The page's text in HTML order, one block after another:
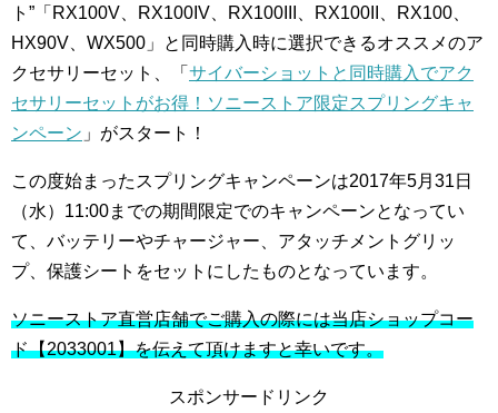
ト”「 RX100V、RX100IV、RX100III、RX100II、RX100、
HX90V、WX500 」と同時購入時に選択できるオススメのア
クセサリーセット、「 サイバーショットと同時購入でアク
セサリーセットがお得！ソニーストア限定スプリングキャ
ンペーン 」がスタート！
この度始まったスプリングキャンペーンは2017年5月31日
（水）11:00までの期間限定でのキャンペーンとなってい
て、バッテリーやチャージャー、アタッチメントグリッ
プ、保護シートをセットにしたものとなっています。
ソニーストア直営店舗でご購入の際には当店ショップコー
ド【2033001】を伝えて頂けますと幸いです。
スポンサードリンク